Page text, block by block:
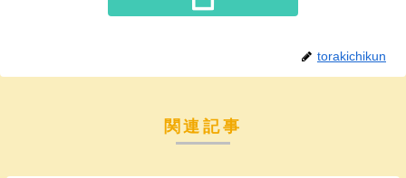
torakichikun
関連記事